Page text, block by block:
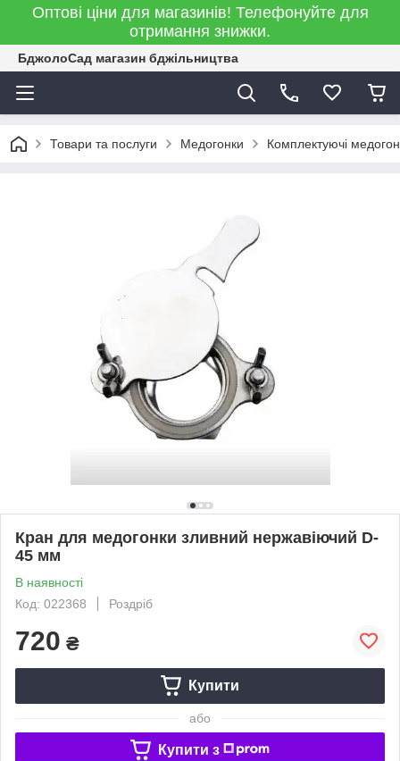
Оптові ціни для магазинів! Телефонуйте для
отримання знижки.
БджолоСад магазин бджільництва
Товари та послуги Медогонки Комплектуючі
Кран для медогонки зливний нержавіючий D-
45 мм
В наявності
Код: 022368
Роздріб
720 ₴
Купити
або
Купити з